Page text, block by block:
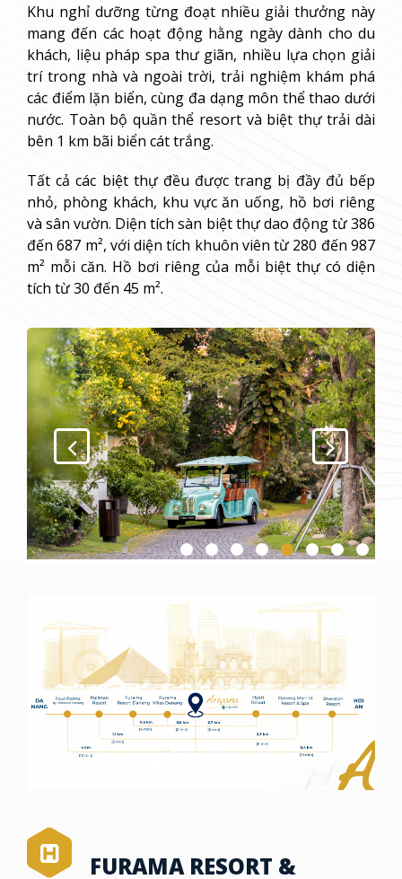
Khu nghỉ dưỡng từng đoạt nhiều giải thưởng này
mang đến các hoạt động hằng ngày dành cho du
khách, liệu pháp spa thư giãn, nhiều lựa chọn giải
trí trong nhà và ngoài trời, trải nghiệm khám phá
các điểm lặn biển, cùng đa dạng môn thể thao dưới
nước. Toàn bộ quần thể resort và biệt thự trải dài
bên 1 km bãi biển cát trắng.
Tất cả các biệt thự đều được trang bị đầy đủ bếp
nhỏ, phòng khách, khu vực ăn uống, hồ bơi riêng
và sân vườn. Diện tích sàn biệt thự dao động từ 386
đến 687 m², với diện tích khuôn viên từ 280 đến 987
m² mỗi căn. Hồ bơi riêng của mỗi biệt thự có diện
tích từ 30 đến 45 m².
FURAMA RESORT &